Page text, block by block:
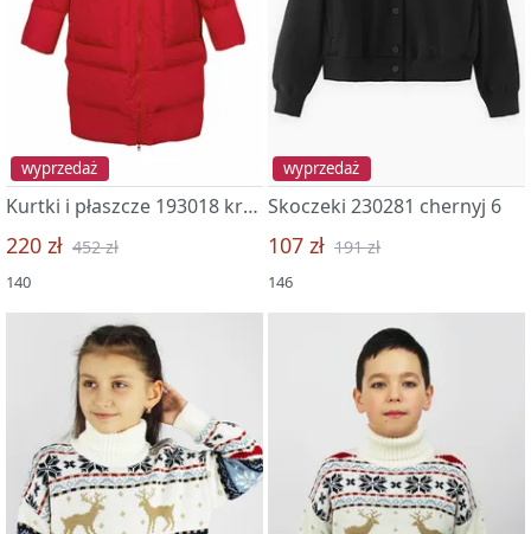
wyprzedaż
Kurtki i płaszcze 193018 krasnyj 0
220 zł 452 zł
140
wyprzedaż
Skoczeki 230281 chernyj 6
107 zł 191 zł
146